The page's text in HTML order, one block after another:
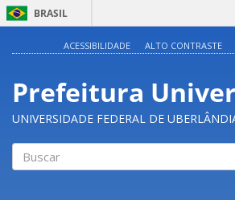
BRASIL
ACESSIBILIDADE ALTO CONTRASTE
Prefeitura
UNIVERSIDADE FEDERAL DE